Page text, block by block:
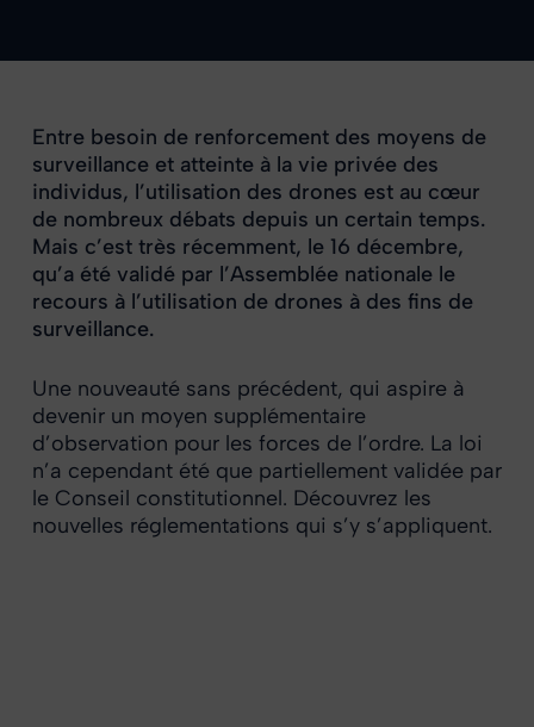
Entre besoin de renforcement des moyens de
surveillance et atteinte à la vie privée des
individus, l’utilisation des drones est au cœur
de nombreux débats depuis un certain temps.
Mais c’est très récemment, le 16 décembre,
qu’a été validé par l’Assemblée nationale le
recours à l’utilisation de drones à des fins de
surveillance.
Une nouveauté sans précédent, qui aspire à
devenir un moyen supplémentaire
d’observation pour les forces de l’ordre. La loi
n’a cependant été que partiellement validée par
le Conseil constitutionnel. Découvrez les
nouvelles réglementations qui s’y s’appliquent.